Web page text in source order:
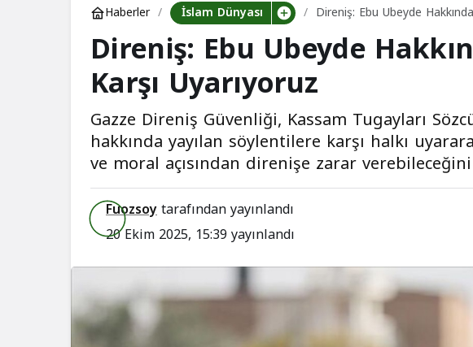
Haberler İslam Dünyası Direniş: Ebu Ubeyde
Direniş: Ebu Ubeyde
Karşı Uyarıyoruz
Gazze Direniş Güvenliği, Kassam Tugayları
hakkında yayılan söylentilere karşı halkı
ve moral açısından direnişe zarar
Fuozsoytarafından yayınlandı
20 Ekim 2025, 15:39yayınlandı